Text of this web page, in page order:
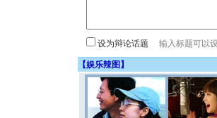
设为辩论话题
【娱乐辣图 】